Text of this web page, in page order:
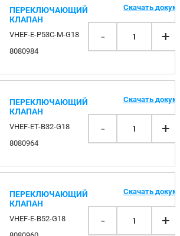
ПЕРЕКЛЮЧАЮЩИЙ
КЛАПАН
VHEF-E-P53C-M-G18
8080984
Скачать
- 1 +
ПЕРЕКЛЮЧАЮЩИЙ
КЛАПАН
VHEF-ET-B32-G18
8080964
Скачать
- 1 +
ПЕРЕКЛЮЧАЮЩИЙ
КЛАПАН
VHEF-E-B52-G18
Скачать
- 1 +